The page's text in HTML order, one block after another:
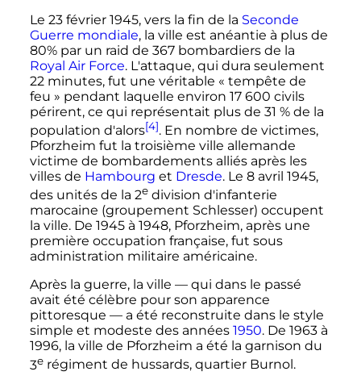
Le 23 février 1945, vers la fin de la Seconde
Guerre mondiale, la ville est anéantie à plus de
80% par un raid de 367 bombardiers de la
Royal Air Force. L'attaque, qui dura seulement
22 minutes, fut une véritable « tempête de
feu » pendant laquelle environ 17 600 civils
périrent, ce qui représentait plus de 31 % de la
population d'alors[4]. En nombre de victimes,
Pforzheim fut la troisième ville allemande
victime de bombardements alliés après les
villes de Hambourg et Dresde. Le 8 avril 1945,
des unités de la 2e division d'infanterie
marocaine (groupement Schlesser) occupent
la ville. De 1945 à 1948, Pforzheim, après une
première occupation française, fut sous
administration militaire américaine.
Après la guerre, la ville — qui dans le passé
avait été célèbre pour son apparence
pittoresque —a été reconstruite dans le style
simple et modeste des années 1950. De 1963 à
1996, la ville de Pforzheim a été la garnison du
3e régiment de hussards, quartier Burnol.